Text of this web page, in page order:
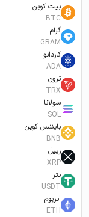
بیت کوین
BTC
گرام
GRAM
کاردانو
ADA
ترون
TRX
سولانا
SOL
بایننس کوین
BNB
ریپل
XRP
تتر
USDT
اتریوم
ETH